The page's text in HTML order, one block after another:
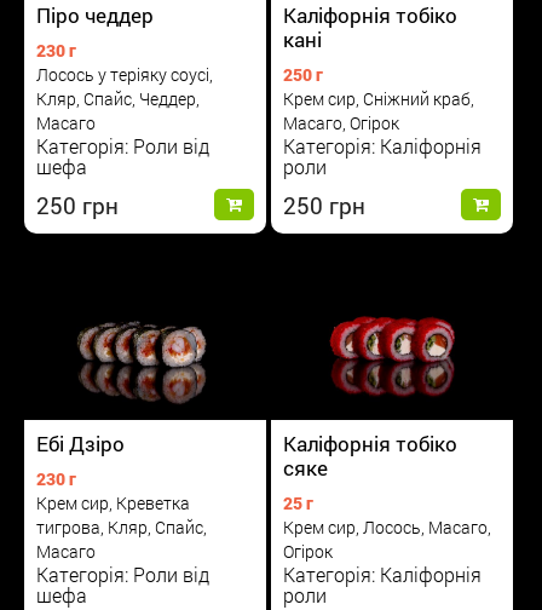
Піро чеддер
230 г
Лосось у теріяку соусі,
Кляр, Спайс, Чеддер,
Масаго
Категорія: Роли від
шефа
250
Каліфорнія тобіко
кані
250 г
Крем сир, Сніжний краб,
Масаго, Огірок
Категорія: Каліфорнія
роли
250
Ебі Дзіро
230 г
Крем сир, Креветка
тигрова, Кляр, Спайс,
Масаго
Категорія: Роли від
шефа
Каліфорнія тобіко
сяке
25 г
Крем сир, Лосось, Масаго,
Огірок
Категорія: Каліфорнія
роли